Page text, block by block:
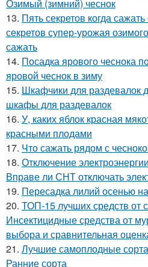
Озимый (зимний) чеснок
13. Пять секретов когда
секретов супер-урожая
сажать
14. Посадка ярового чеснока
яровой чеснок в зиму
15. Шкафчики для раздевалок
шкафы для раздевалок
16. У, каких яблок красная
красными плодами
17. Что сажать рядом с
18. Отключение
Вправе ли СНТ отключать
19. Пересадка лилий осенью
20. ТОП-15 лучших средств от
Инсектицидные средства от
выбора и сравнительная
21. Лучшие самоплодные
Ранние сорта